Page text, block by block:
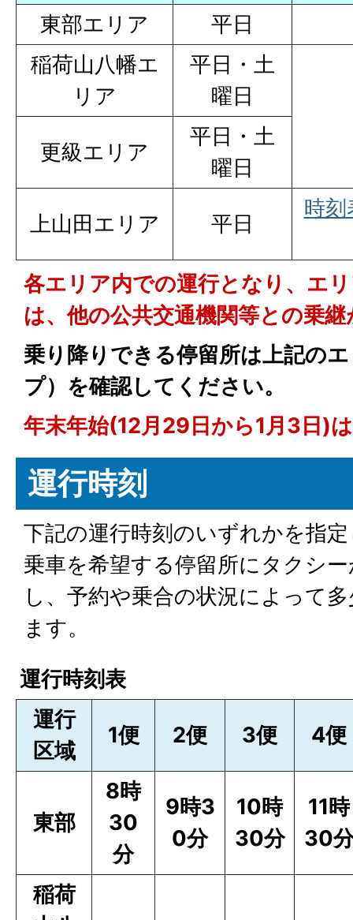
東部エリア
平日
稲荷山八幡エ
リア
平日・土
曜日
更級エリア
平日・土
曜日
上山田エリア 平日
時
各エリア内での運行となり、エ
は、他の公共交通機関等との乗
乗り降りできる停留所は上記の
プ）を確認してください。
年末年始(12月29日から1月3日)
運行時刻
下記の運行時刻のいずれかを指
乗車を希望する停留所にタクシ
し、予約や乗合の状況によって
ます。
運行時刻表
運行
区域
1便 2便 3便 4便
東部
8時
30
分
9時3
0分
10時
30分
11時
30
稲荷